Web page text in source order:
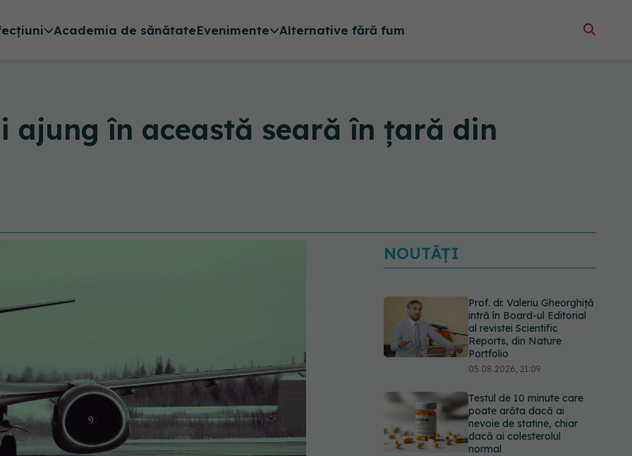
Academia de sănătateEvenimente Alternative fără fum
ajung în această seară în țară din
NOUTĂȚI
Prof. dr. Valeriu Gheorghiță
intră în Board-ul Editorial
al revistei Scientific
Reports, din Nature
Portfolio
05.08.2026, 21:09
Testul de 10 minute care
poate arăta dacă ai
nevoie de statine, chiar
dacă ai colesterolul
normal